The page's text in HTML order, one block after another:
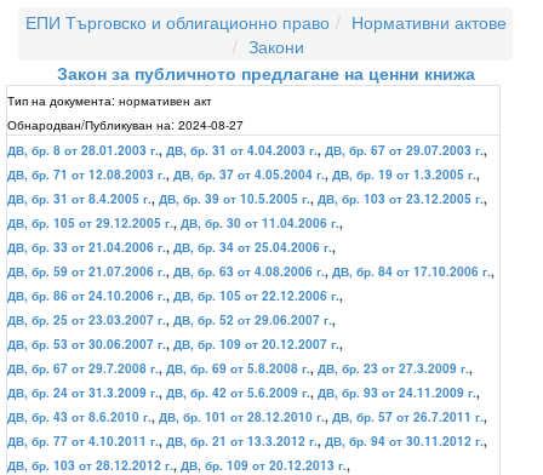
ЕПИ Търговско и облигационно право
Нормативни актове
Закони
Закон за публичното предлагане на ценни книжа
Тип на документа: нормативен акт
Обнародван/Публикуван на: 2024-08-27
ДВ, бр. 8 от 28.01.2003 г., ДВ, бр. 31 от 4.04.2003 г., ДВ, бр. 67 от 29.07.2003 г.,
ДВ, бр. 71 от 12.08.2003 г., ДВ, бр. 37 от 4.05.2004 г., ДВ, бр. 19 от 1.3.2005 г.,
ДВ, бр. 31 от 8.4.2005 г., ДВ, бр. 39 от 10.5.2005 г., ДВ, бр. 103 от 23.12.2005 г.,
ДВ, бр. 105 от 29.12.2005 г., ДВ, бр. 30 от 11.04.2006 г.,
ДВ, бр. 33 от 21.04.2006 г., ДВ, бр. 34 от 25.04.2006 г.,
ДВ, бр. 59 от 21.07.2006 г., ДВ, бр. 63 от 4.08.2006 г., ДВ, бр. 84 от 17.10.2006 г.,
ДВ, бр. 86 от 24.10.2006 г., ДВ, бр. 105 от 22.12.2006 г.,
ДВ, бр. 25 от 23.03.2007 г., ДВ, бр. 52 от 29.06.2007 г.,
ДВ, бр. 53 от 30.06.2007 г., ДВ, бр. 109 от 20.12.2007 г.,
ДВ, бр. 67 от 29.7.2008 г., ДВ, бр. 69 от 5.8.2008 г., ДВ, бр. 23 от 27.3.2009 г.,
ДВ, бр. 24 от 31.3.2009 г., ДВ, бр. 42 от 5.6.2009 г., ДВ, бр. 93 от 24.11.2009 г.,
ДВ, бр. 43 от 8.6.2010 г., ДВ, бр. 101 от 28.12.2010 г., ДВ, бр. 57 от 26.7.2011 г.,
ДВ, бр. 77 от 4.10.2011 г., ДВ, бр. 21 от 13.3.2012 г., ДВ, бр. 94 от 30.11.2012 г.,
ДВ, бр. 103 от 28.12.2012 г., ДВ, бр. 109 от 20.12.2013 г.,